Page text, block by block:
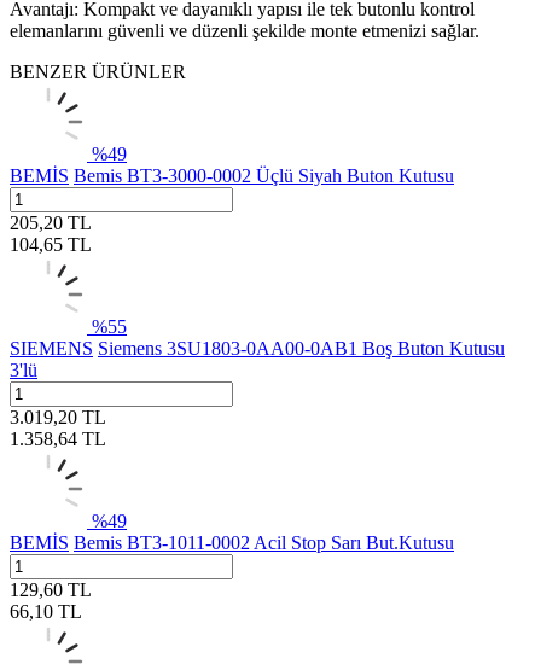
Avantajı: Kompakt ve dayanıklı yapısı ile tek butonlu kontrol
elemanlarını güvenli ve düzenli şekilde monte etmenizi sağlar.
BENZER ÜRÜNLER
%49
BEMİS Bemis BT3-3000-0002 Üçlü Siyah Buton Kutusu
205,20 TL
104,65 TL
%55
SIEMENS Siemens 3SU1803-0AA00-0AB1 Boş Buton Kutusu
3'lü
3.019,20 TL
1.358,64 TL
%49
BEMİS Bemis BT3-1011-0002 Acil Stop Sarı But.Kutusu
129,60 TL
66,10 TL